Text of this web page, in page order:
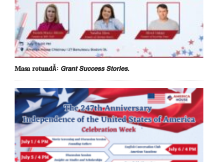
𝐌𝐚𝐬𝐚 𝐫𝐨𝐭𝐮𝐧𝐝Ă: 𝙂𝙧𝙖𝙣𝙩 𝙎𝙪𝙘𝙘𝙚𝙨𝙨 𝙎𝙩𝙤𝙧𝙞𝙚𝙨.